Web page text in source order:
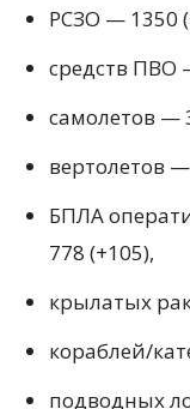
РСЗО — 1350 (
средств ПВО
самолетов —
вертолетов
БПЛА
778 (+105),
крылатых
кораблей/
подводных